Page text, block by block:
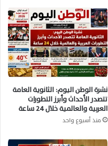
نشرة الوطن اليوم: الثانوية العامة
تتصدر الأحداث وأبرز التطورات
العربية والعالمية خلال 24 ساعة
منذ أسبوع واحد